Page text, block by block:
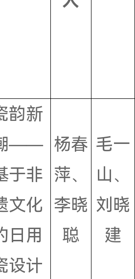
名称
负责
人
瓷韵新